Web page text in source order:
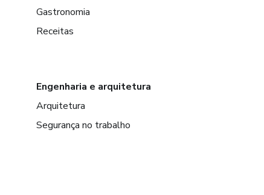
Gastronomia
Receitas
Engenharia e arquitetura
Arquitetura
Segurança no trabalho